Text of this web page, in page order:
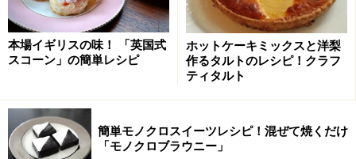
生クリームから大さじ2(30ml)を加え、500wの電子レン
ジで約1分加熱します。余熱で火が通るようにして全体
をよく混ぜます。粗熱をとります。
本場イギリスの味！ 「英国式
スコーン」の簡単レシピ
ホットケーキミックスと洋梨
作るタルトのレシピ！クラフ
ティタルト
簡単モノクロスイーツレシピ！混ぜて焼くだけ
「モノクロブラウニー」